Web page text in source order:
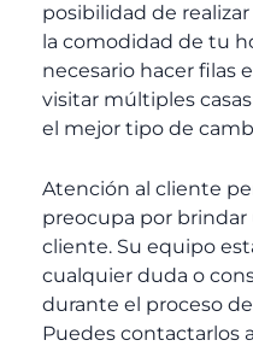
posibilidad de
la comodidad de tu
necesario hacer filas
visitar múltiples
el mejor tipo de
Atención al cliente
preocupa por brindar
cliente. Su equipo
cualquier duda o
durante el proceso
Puedes contactarlos